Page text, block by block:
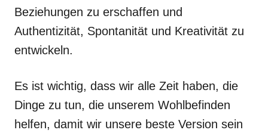
Beziehungen zu erschaffen und
Authentizität, Spontanität und Kreativität zu
entwickeln.
Es ist wichtig, dass wir alle Zeit haben, die
Dinge zu tun, die unserem Wohlbefinden
helfen, damit wir unsere beste Version sein